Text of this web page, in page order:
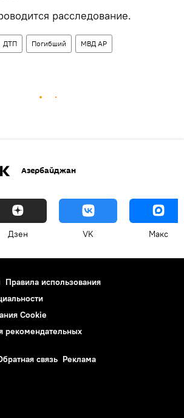
расследование.
ДТП Погибший МВД АР
Азербайджан
Дзен VK Макс
Правила использования
Cookie
рекомендательных
связь Реклама